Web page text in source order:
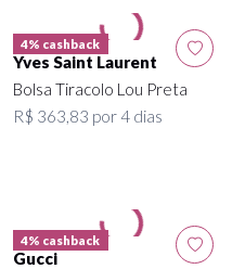
4% cashback
Yves Saint Laurent
Bolsa Tiracolo Lou Preta
R$ 363,83 por 4 dias
4% cashback
Gucci